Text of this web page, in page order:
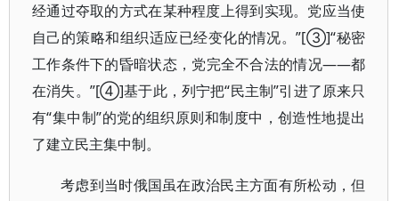
经通过夺取的方式在某种程度上得到实现。党应当使
自己的策略和组织适应已经变化的情况。”[③]“秘密
工作条件下的昏暗状态，党完全不合法的情况——都
在消失。”[④]基于此，列宁把“民主制”引进了原来只
有“集中制”的党的组织原则和制度中，创造性地提出
了建立民主集中制。
考虑到当时俄国虽在政治民主方面有所松动，但